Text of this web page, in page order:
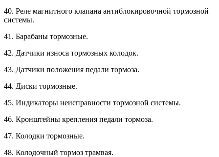
40. Реле магнитного клапана антиблокировочной тормозной
системы.
41. Барабаны тормозные.
42. Датчики износа тормозных колодок.
43. Датчики положения педали тормоза.
44. Диски тормозные.
45. Индикаторы неисправности тормозной системы.
46. Кронштейны крепления педали тормоза.
47. Колодки тормозные.
48. Колодочный тормоз трамвая.